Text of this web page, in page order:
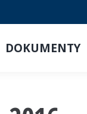
DOKUMENTY